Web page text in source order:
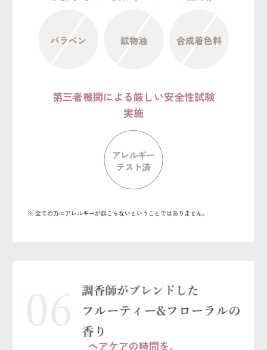
第三者機関による厳しい安全性試験
実施
※ 全ての方にアレルギーが起こらないということではありません。
ヘアケアの時間を、